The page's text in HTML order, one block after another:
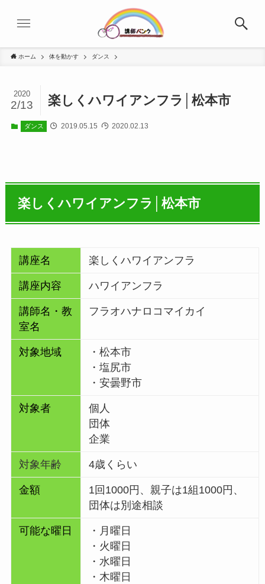
ホーム 体を動かす ダンス
楽しくハワイアンフラ│松本市
2020
2/13
ダンス 2019.05.15 2020.02.13
楽しくハワイアンフラ│松本市
講座名 楽しくハワイアンフラ
講座内容 ハワイアンフラ
講師名・教
室名
フラオハナロコマイカイ
対象地域
・松本市
・塩尻市
・安曇野市
対象者
個人
団体
企業
対象年齢 4歳くらい
金額
1回1000円、親子は1組1000円、
団体は別途相談
可能な曜日
・月曜日
・火曜日
・水曜日
・木曜日